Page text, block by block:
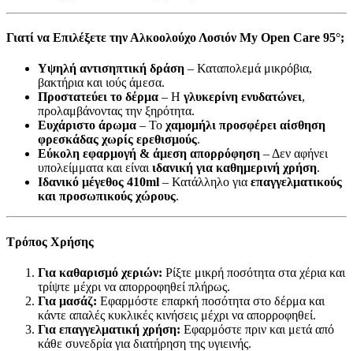
Γιατί να Επιλέξετε την Αλκοολούχο Λοσιόν My Open Care 95°;
Υψηλή αντισηπτική δράση – Καταπολεμά μικρόβια,
βακτήρια και ιούς άμεσα.
Προστατεύει το δέρμα – Η γλυκερίνη ενυδατώνει,
προλαμβάνοντας την ξηρότητα.
Ευχάριστο άρωμα – Το χαμομήλι προσφέρει αίσθηση
φρεσκάδας χωρίς ερεθισμούς.
Εύκολη εφαρμογή & άμεση απορρόφηση – Δεν αφήνει
υπολείμματα και είναιιδανική για καθημερινή χρήση.
Ιδανικό μέγεθος 410ml – Κατάλληλο για επαγγελματικούς
και προσωπικούς χώρους.
Τρόπος Χρήσης
Για καθαρισμό χεριών: Ρίξτε μικρή ποσότητα στα χέρια και
τρίψτε μέχρι να απορροφηθεί πλήρως.
Για μασάζ: Εφαρμόστε επαρκή ποσότητα στο δέρμα και
κάντε απαλές κυκλικές κινήσεις μέχρι να απορροφηθεί.
Για επαγγελματική χρήση: Εφαρμόστε πριν και μετά από
κάθε συνεδρία για διατήρηση της υγιεινής.